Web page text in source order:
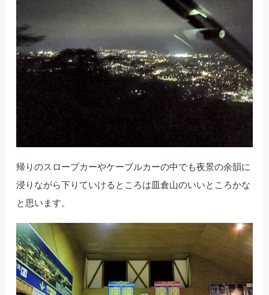
帰りのスロープカーやケーブルカーの中でも夜景の余韻に
浸りながら下りていけるところは皿倉山のいいところかな
と思います。